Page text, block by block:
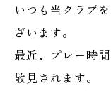
いつも当クラブ
ざいます。
最近、プレー時
散見されます。